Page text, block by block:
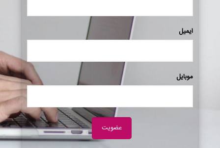
ایمیل
موبایل